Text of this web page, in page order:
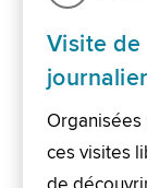
Visite de
Organisées
ces visites